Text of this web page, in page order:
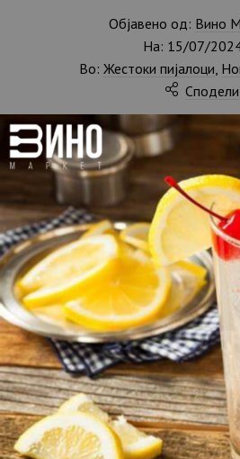
Објавено од: Вино
На: 15/07/
Во: Жестоки пијалоци,
Сподели